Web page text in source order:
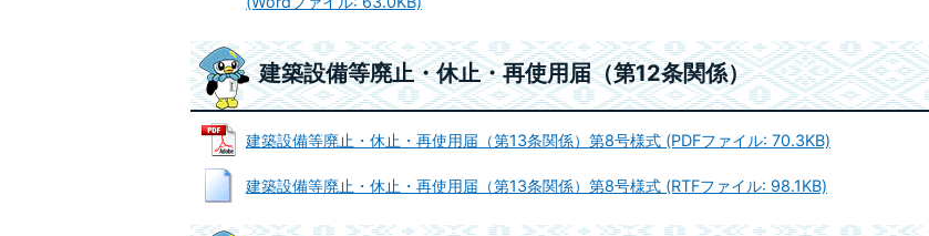
建築設備等廃止・休止・再使用届（第12条関係）
建築設備等廃止・休止・再使用届（第13条関係）第8号様式 (PDFファイル: 70.3KB)
建築設備等廃止・休止・再使用届（第13条関係）第8号様式 (RTFファイル: 98.1KB)